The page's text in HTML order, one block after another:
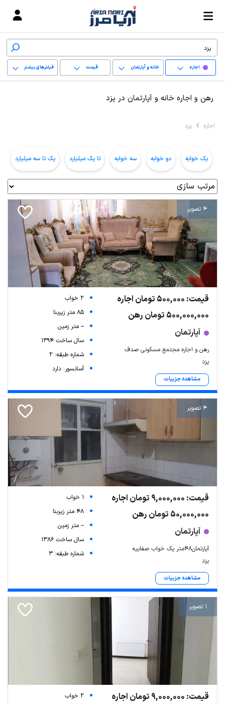
اجاره خانه و آپارتمان قیمت فیلترهای بیشتر
رهن و اجاره خانه و آپارتمان در یزد
اجاره یزد
یک خوابه دو خوابه سه خوابه تا یک میلیارد یک تا سه میلیارد
4 تصویر
قیمت: 500,000 تومان اجاره
500,000,000 تومان رهن
آپارتمان
رهن و اجاره مجتمع مسکونی صدف
یزد
مشاهده جزییات
2 خواب
85 متر زیربنا
-- متر زمین
سال ساخت 1394
شماره طبقه: 2
آسانسور: دارد
4 تصویر
قیمت: 9,000,000 تومان اجاره
50,000,000 تومان رهن
آپارتمان
آپارتمان۴۸متر یک خواب صفاییه
یزد
مشاهده جزییات
1 خواب
48 متر زیربنا
-- متر زمین
سال ساخت 1386
شماره طبقه: 3
1 تصویر
قیمت: 9,000,000 تومان اجاره
2 خواب